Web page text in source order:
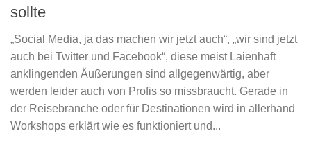
sollte
„Social Media, ja das machen wir jetzt auch“, „wir sind jetzt
auch bei Twitter und Facebook“, diese meist Laienhaft
anklingenden Äußerungen sind allgegenwärtig, aber
werden leider auch von Profis so missbraucht. Gerade in
der Reisebranche oder für Destinationen wird in allerhand
Workshops erklärt wie es funktioniert und...